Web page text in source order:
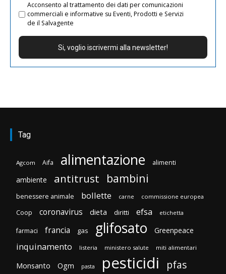
Acconsento al trattamento dei dati per comunicazioni
commerciali e informative su Eventi, Prodotti e Servizi
de il Salvagente
Tag
Agcom Aifa alimentazione alimenti
ambiente antitrust bambini
benessere animale bollette carne commissione europea
Coop coronavirus dieta diritti efsa etichetta
farmaci francia gas glifosato Greenpeace
inquinamento listeria ministero salute miti alimentari
Monsanto Ogm pasta pesticidi pfas